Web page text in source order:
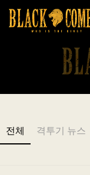
전체 격투기 뉴스